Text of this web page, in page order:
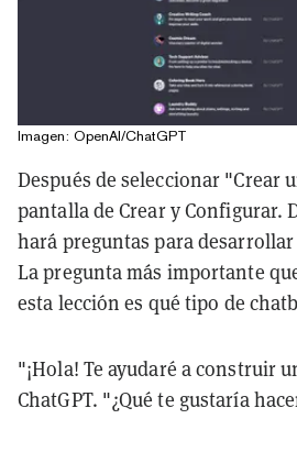
Imagen: OpenAI/ChatGPT
Después de seleccionar "Crear
pantalla de Crear y Configurar.
hará preguntas para
La pregunta más importante
esta lección es qué tipo de
"¡Hola! Te ayudaré a construir
ChatGPT. "¿Qué te gustaría